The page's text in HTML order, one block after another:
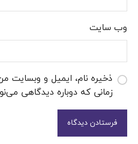
وب‌ سایت
ذخیره نام، ایمیل و وبسایت
زمانی که دوباره دیدگاهی
فرستادن دیدگاه